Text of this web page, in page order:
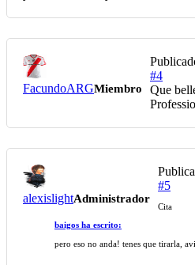
FacundoARGMiembro
#4
Que
alexislightAdministrador
#5
Cita
baigos ha escrito:
pero eso no anda! tenes que tirarla,